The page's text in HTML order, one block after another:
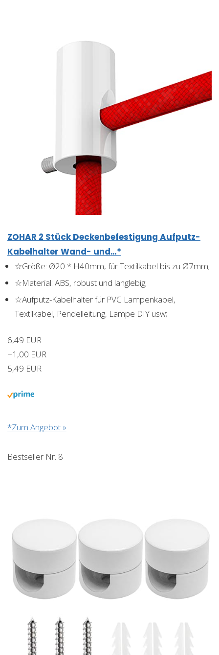
ZOHAR 2 Stück Deckenbefestigung Aufputz-
Kabelhalter Wand- und…*
☆Größe: Ø20 * H40mm, für Textilkabel bis zu Ø7mm;
☆Material: ABS, robust und langlebig;
☆Aufputz-Kabelhalter für PVC Lampenkabel,
Textilkabel, Pendelleitung, Lampe DIY usw;
6,49 EUR
−1,00 EUR
5,49 EUR
*Zum Angebot »
Bestseller Nr. 8